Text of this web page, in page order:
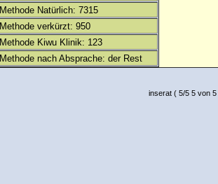
Methode Natürlich: 7315
Methode verkürzt: 950
Methode Kiwu Klinik: 123
Methode nach Absprache: der Rest
inserat( 5/5 5 von 5